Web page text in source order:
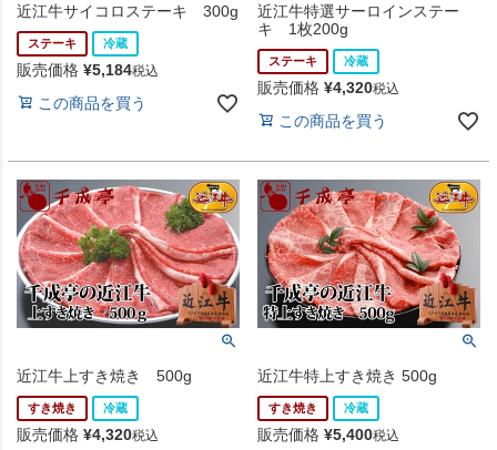
近江牛サイコロステーキ 300g
ステーキ 冷蔵
販売価格 ¥5,184税込
この商品を買う
近江牛特選サーロインステー
キ 1枚200g
ステーキ 冷蔵
販売価格 ¥4,320税込
この商品を買う
近江牛上すき焼き 500g
すき焼き 冷蔵
販売価格 ¥4,320税込
近江牛特上すき焼き 500g
すき焼き 冷蔵
販売価格 ¥5,400税込